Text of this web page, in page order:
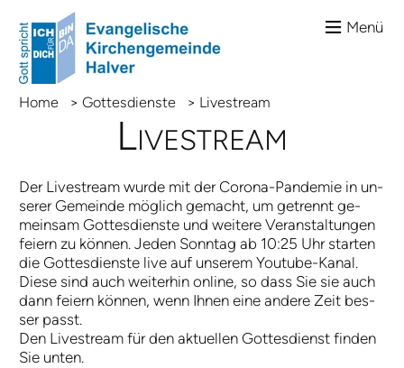
Menü
Home > Gottesdienste > Livestream
Live­stream
Der Live­stream wur­de mit der Co­ro­na-Pan­de­mie in un­
se­rer Ge­mein­de mög­lich ge­macht, um ge­trennt ge­
mein­sam Got­tes­dien­ste und wei­tere Ver­an­stal­tun­gen
fei­ern zu kön­nen. Je­den Sonn­tag ab 10:25 Uhr star­ten
die Got­tes­dien­ste live auf un­se­rem You­tube-­Ka­nal.
Die­se sind auch wei­ter­hin on­line, so dass Sie sie auch
dann fei­ern kön­nen, wenn Ih­nen ei­ne an­de­re Zeit bes­
ser passt.
Den Live­stream für den ak­tu­el­len Got­tes­dienst fin­den
Sie un­ten.